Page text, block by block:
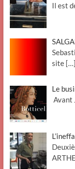
Il est
site […]
Le
Avant